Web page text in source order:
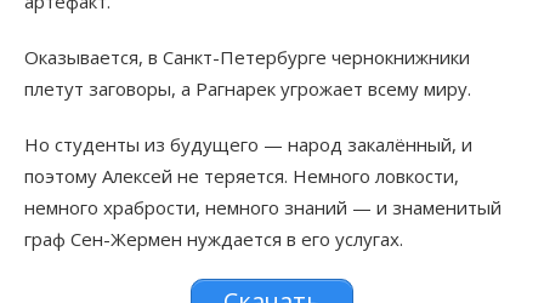
Оказывается, в Санкт-Петербурге чернокнижники
плетут заговоры, а Рагнарек угрожает всему миру.
Но студенты из будущего — народ закалённый, и
поэтому Алексей не теряется. Немного ловкости,
немного храбрости, немного знаний — и знаменитый
граф Сен-Жермен нуждается в его услугах.